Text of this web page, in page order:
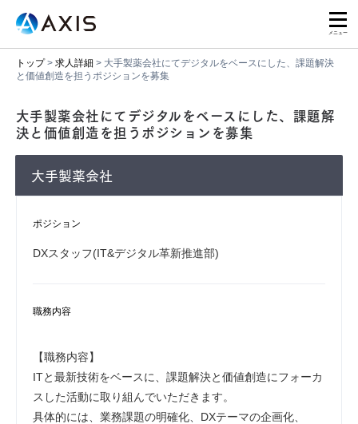
トップ> 求人詳細 > 大手製薬会社にてデジタルをベースにした、課題解決
と価値創造を担うポジションを募集
大手製薬会社にてデジタルをベースにした、課題解
決と価値創造を担うポジションを募集
大手製薬会社
ポジション
DXスタッフ(IT&デジタル革新推進部)
職務内容
【職務内容】
ITと最新技術をベースに、課題解決と価値創造にフォーカ
スした活動に取り組んでいただきます。
具体的には、業務課題の明確化、DXテーマの企画化、